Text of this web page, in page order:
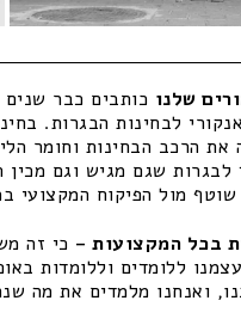
שלנו כותבים כבר
לבחינות הבגרות.
את הרכב הבחינות וחומר
לבגרות שגם מגיש וגם מכין
מול הפיקוח המקצועי
בכל המקצועות – כי זה
ללומדים וללומדות
ואנחנו מלמדים את מה